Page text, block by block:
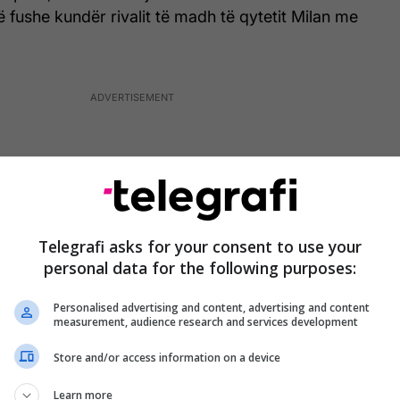
fushe kundër rivalit të madh të qytetit Milan me
ka kaluar me një këmbë në finalen e madhe të
Telegrafi asks for your consent to use your
personal data for the following purposes:
Personalised advertising and content, advertising and content
measurement, audience research and services development
Store and/or access information on a device
Learn more